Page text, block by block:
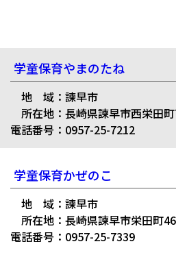
学童保育やまのたね
地 域：諫早市
所在地：長崎県諫早市西栄田
電話番号：0957-25-7212
学童保育かぜのこ
地 域：諫早市
所在地：長崎県諫早市栄田町
電話番号：0957-25-7339